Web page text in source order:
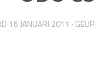
16 JANUARI 2011 ·